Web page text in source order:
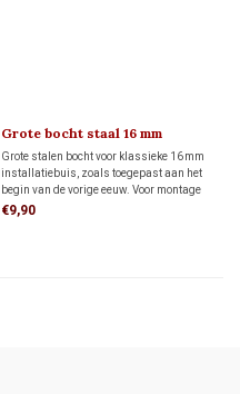
Grote bocht staal 16 mm
Grote stalen bocht voor klassieke 16 mm
installatiebuis, zoals toegepast aan het
begin van de vorige eeuw. Voor montage
aan een buis zijn twee sokken nodig, die
€9,90